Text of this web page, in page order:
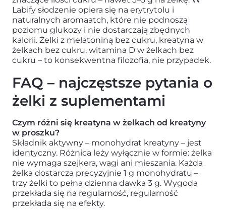
Labify słodzenie opiera się na erytrytolu i
naturalnych aromaatch, które nie podnoszą
poziomu glukozy i nie dostarczają zbędnych
kalorii. Żelki z melatoniną bez cukru, kreatyna w
żelkach bez cukru, witamina D w żelkach bez
cukru – to konsekwentna filozofia, nie przypadek.
FAQ – najczęstsze pytania o
żelki z suplementami
Czym różni się kreatyna w żelkach od kreatyny
w proszku?
Składnik aktywny – monohydrat kreatyny – jest
identyczny. Różnica leży wyłącznie w formie: żelka
nie wymaga szejkera, wagi ani mieszania. Każda
żelka dostarcza precyzyjnie 1 g monohydratu –
trzy żelki to pełna dzienna dawka 3 g. Wygoda
przekłada się na regularność, regularność
przekłada się na efekty.